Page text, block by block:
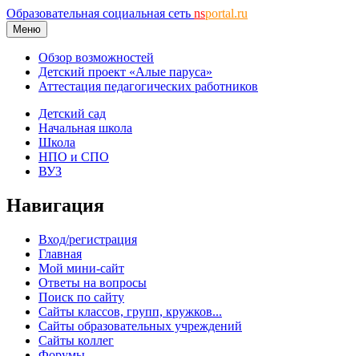
Образовательная социальная сеть nsportal.ru
Меню
Обзор возможностей
Детский проект «Алые паруса»
Аттестация педагогических работников
Детский сад
Начальная школа
Школа
НПО и СПО
ВУЗ
Навигация
Вход/регистрация
Главная
Мой мини-сайт
Ответы на вопросы
Поиск по сайту
Сайты классов, групп, кружков...
Сайты образовательных учреждений
Сайты коллег